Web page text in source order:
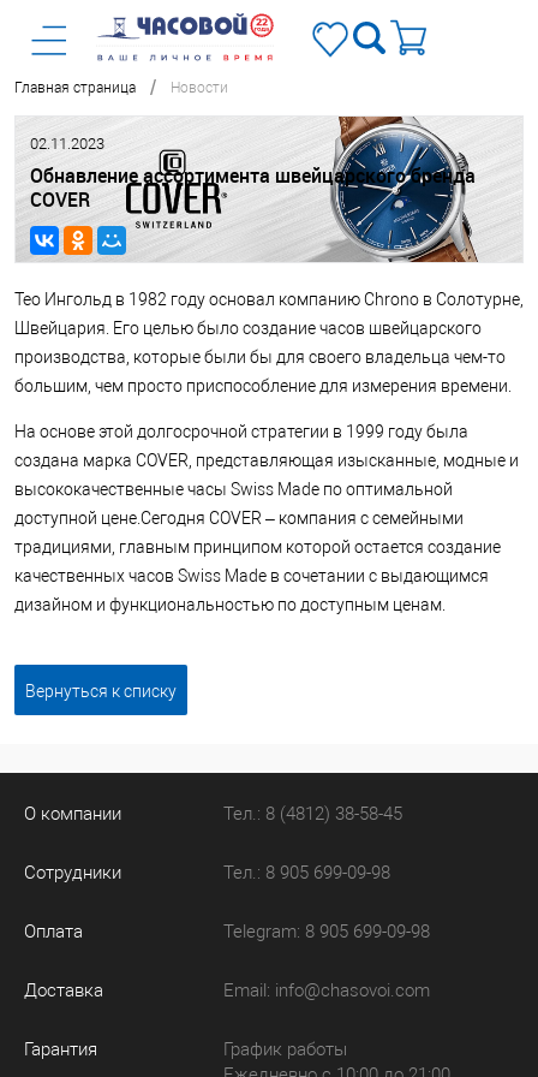
Главная страница / Новости
02.11.2023
Обнавление ассортимента швейцарского бренда
COVER
Тео Ингольд в 1982 году основал компанию Chrono в Солотурне,
Швейцария. Его целью было создание часов швейцарского
производства, которые были бы для своего владельца чем-то
большим, чем просто приспособление для измерения времени.
На основе этой долгосрочной стратегии в 1999 году была
создана марка COVER, представляющая изысканные, модные и
высококачественные часы Swiss Made по оптимальной
доступной цене.Сегодня COVER – компания с семейными
традициями, главным принципом которой остается создание
качественных часов Swiss Made в сочетании с выдающимся
дизайном и функциональностью по доступным ценам.
Вернуться к списку
О компании
Сотрудники
Оплата
Доставка
Гарантия
Тел.: 8 (4812) 38-58-45
Тел.: 8 905 699-09-98
Telegram: 8 905 699-09-98
Email: info@chasovoi.com
График работы